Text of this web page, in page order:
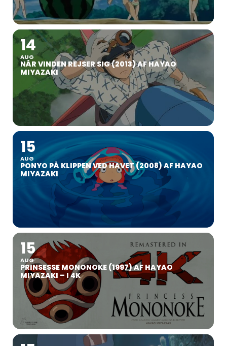
14
AUG
NÅR VINDEN REJSER SIG (2013) AF HAYAO
MIYAZAKI
15
AUG
PONYO PÅ KLIPPEN VED HAVET (2008) AF HAYAO
MIYAZAKI
15
AUG
PRINSESSE MONONOKE (1997) AF HAYAO
MIYAZAKI – I 4K